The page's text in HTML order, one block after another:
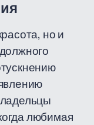
но и
любимая